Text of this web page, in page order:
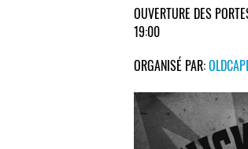
OUVERTURE DES
19:00
ORGANISÉ PAR: